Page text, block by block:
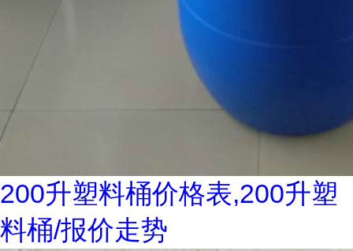
200升塑料桶价格表,200升塑
料桶/报价走势